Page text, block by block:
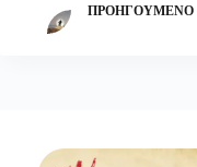
ΠΡΟΗΓΟΎΜΕΝΟ